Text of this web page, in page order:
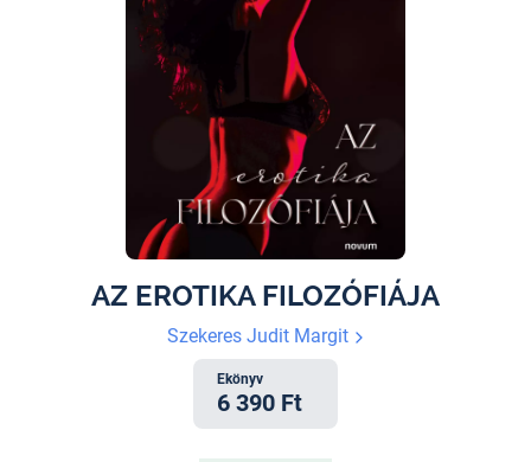
AZ EROTIKA FILOZÓFIÁJA
Szekeres Judit Margit
Ekönyv
6 390 Ft